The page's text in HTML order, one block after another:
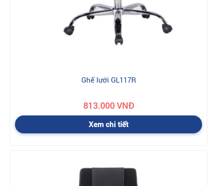
Ghế lưới GL117R
813.000 VNĐ
Xem chi tiết